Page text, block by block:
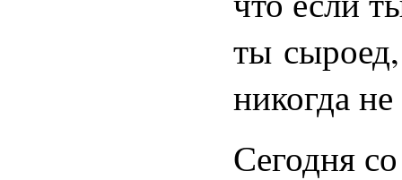
ты
никогда
Сегодня